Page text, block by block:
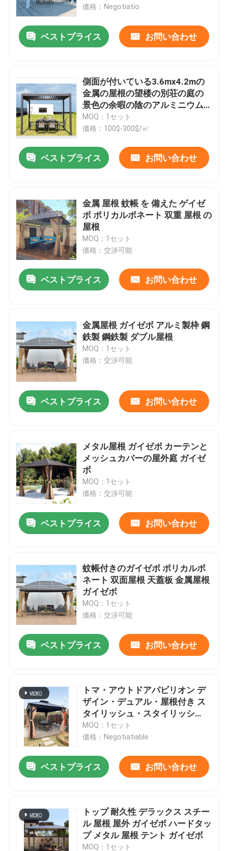
プロダクト
私達について
工場旅行
私達に連絡しなさい
ニュース
引用を要求しなさい
アルミニウム テラスのパーゴラ
アルミニウム ルーバー付きのパーゴラ
価格：Negotiatio
ベストプライス お問い合わせ
側面が付いている3.6mx4.2mの
金属の屋根の望楼の別荘の庭の
景色の余暇の陰のアルミニウム
パーゴラ
MOQ：1セット
価格：100$-300$/㎡
ベストプライス お問い合わせ
金属 屋根 蚊帳 を 備えた ゲイゼ
ボ ポリカルボネート 双重 屋根 の
屋根
MOQ：1セット
価格：交渉可能
ベストプライス お問い合わせ
金属屋根 ガイゼボ アルミ製枠 鋼
鉄製 鋼鉄製 ダブル屋根
MOQ：1セット
価格：交渉可能
ベストプライス お問い合わせ
メタル屋根 ガイゼボ カーテンと
メッシュカバーの屋外庭 ガイゼ
ボ
MOQ：1セット
価格：交渉可能
ベストプライス お問い合わせ
蚊帳付きのガイゼボ ポリカルボ
ネート 双面屋根 天蓋板 金属屋根
ガイゼボ
MOQ：1セット
価格：交渉可能
ベストプライス お問い合わせ
トマ・アウトドアパビリオン デ
ザイン・デュアル・屋根付き ス
タイリッシュ・スタイリッシ
ュ・ガルバン化鋼デッキ・パテ
ィオ
MOQ：1セット
価格：Negotiatiable
ベストプライス お問い合わせ
トップ 耐久性 デラックス スチー
ル 屋根 屋外 ガイゼボ ハードタッ
プ メタル 屋根 テント ガイゼボ
MOQ：1セット